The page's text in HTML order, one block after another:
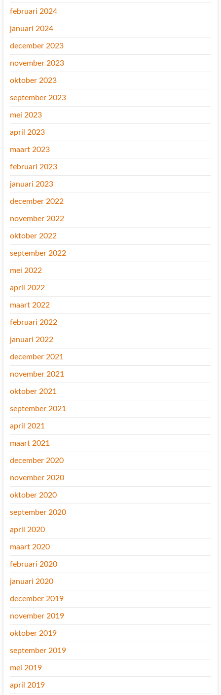
februari 2024
januari 2024
december 2023
november 2023
oktober 2023
september 2023
mei 2023
april 2023
maart 2023
februari 2023
januari 2023
december 2022
november 2022
oktober 2022
september 2022
mei 2022
april 2022
maart 2022
februari 2022
januari 2022
december 2021
november 2021
oktober 2021
september 2021
april 2021
maart 2021
december 2020
november 2020
oktober 2020
september 2020
april 2020
maart 2020
februari 2020
januari 2020
december 2019
november 2019
oktober 2019
september 2019
mei 2019
april 2019